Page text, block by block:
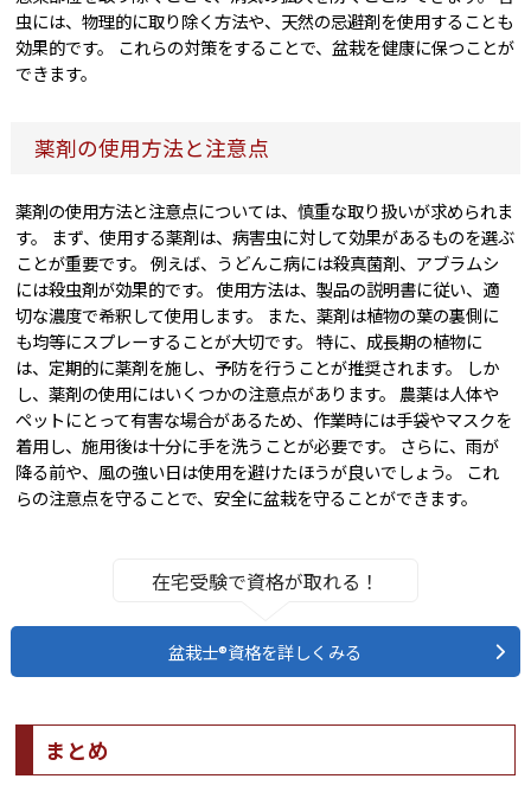
虫には、物理的に取り除く方法や、天然の忌避剤を使用することも
効果的です。 これらの対策をすることで、盆栽を健康に保つことが
できます。
薬剤の使用方法と注意点
薬剤の使用方法と注意点については、慎重な取り扱いが求められま
す。 まず、使用する薬剤は、病害虫に対して効果があるものを選ぶ
ことが重要です。 例えば、うどんこ病には殺真菌剤、アブラムシ
には殺虫剤が効果的です。 使用方法は、製品の説明書に従い、適
切な濃度で希釈して使用します。 また、薬剤は植物の葉の裏側に
も均等にスプレーすることが大切です。 特に、成長期の植物に
は、定期的に薬剤を施し、予防を行うことが推奨されます。 しか
し、薬剤の使用にはいくつかの注意点があります。 農薬は人体や
ペットにとって有害な場合があるため、作業時には手袋やマスクを
着用し、施用後は十分に手を洗うことが必要です。 さらに、雨が
降る前や、風の強い日は使用を避けたほうが良いでしょう。 これ
らの注意点を守ることで、安全に盆栽を守ることができます。
在宅受験で資格が取れる！
盆栽士®資格を詳しくみる
まとめ